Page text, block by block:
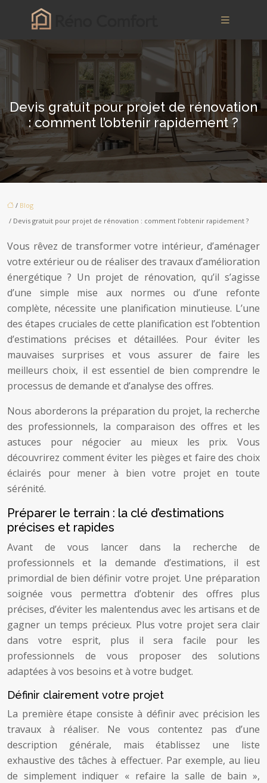
Devis gratuit pour projet de rénovation
: comment l’obtenir rapidement ?
/ Blog
/ Devis gratuit pour projet de rénovation : comment l’obtenir rapidement ?
Vous rêvez de transformer votre intérieur, d’aménager
votre extérieur ou de réaliser des travaux d’amélioration
énergétique ? Un projet de rénovation, qu’il s’agisse
d’une simple mise aux normes ou d’une refonte
complète, nécessite une planification minutieuse. L’une
des étapes cruciales de cette planification est l’obtention
d’estimations précises et détaillées. Pour éviter les
mauvaises surprises et vous assurer de faire les
meilleurs choix, il est essentiel de bien comprendre le
processus de demande et d’analyse des offres.
Nous aborderons la préparation du projet, la recherche
des professionnels, la comparaison des offres et les
astuces pour négocier au mieux les prix. Vous
découvrirez comment éviter les pièges et faire des choix
éclairés pour mener à bien votre projet en toute
sérénité.
Préparer le terrain : la clé d’estimations
précises et rapides
Avant de vous lancer dans la recherche de
professionnels et la demande d’estimations, il est
primordial de bien définir votre projet. Une préparation
soignée vous permettra d’obtenir des offres plus
précises, d’éviter les malentendus avec les artisans et de
gagner un temps précieux. Plus votre projet sera clair
dans votre esprit, plus il sera facile pour les
professionnels de vous proposer des solutions
adaptées à vos besoins et à votre budget.
Définir clairement votre projet
La première étape consiste à définir avec précision les
travaux à réaliser. Ne vous contentez pas d’une
description générale, mais établissez une liste
exhaustive des tâches à effectuer. Par exemple, au lieu
de simplement indiquer « refaire la salle de bain »,